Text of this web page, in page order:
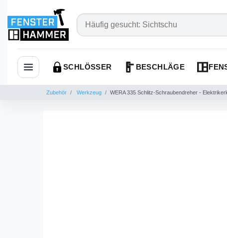
Navigation öffnen
SCHLÖSSER BESCHLÄGE
Zubehör Werkzeug WERA 335 Schlitz-Schraubendreher -